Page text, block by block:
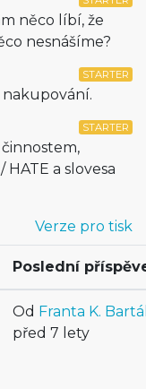
něco líbí, že
nesnášíme?
STARTER
STARTER
HATE a slovesa
Verze pro tisk
Poslední
Od Franta K.
před 7 lety